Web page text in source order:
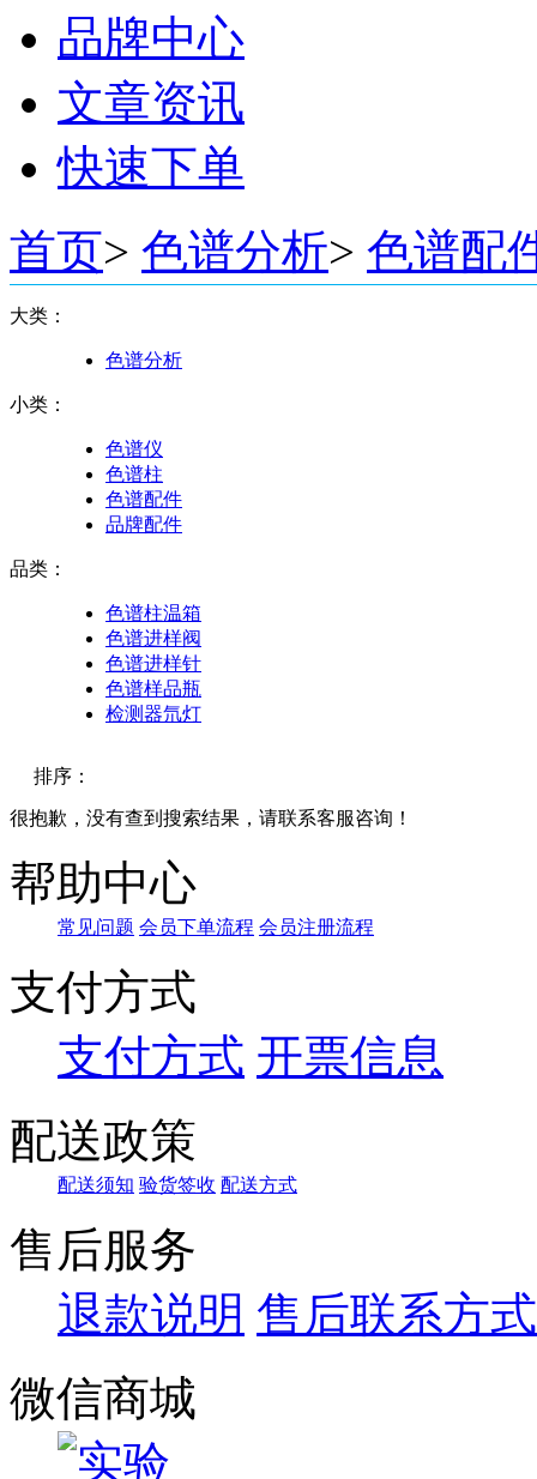
品牌中心
文章资讯
快速下单
首页> 色谱分析> 色谱配
大类：
色谱分析
小类：
色谱仪
色谱柱
色谱配件
品牌配件
品类：
色谱柱温箱
色谱进样阀
色谱进样针
色谱样品瓶
检测器氘灯
排序：
价格
品牌
很抱歉，没有查到搜索结果，请联系客服咨询！
帮助中心
常见问题 会员下单流程 会员注册流程
支付方式
支付方式 开票信息
配送政策
配送须知 验货签收 配送方式
售后服务
退款说明 售后联系方式
微信商城